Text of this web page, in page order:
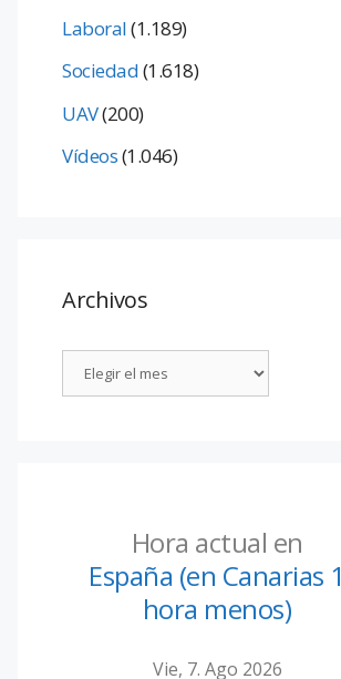
Laboral(1.189)
Sociedad(1.618)
UAV(200)
Vídeos(1.046)
Archivos
Hora actual en
España (en Canarias 1
hora menos)